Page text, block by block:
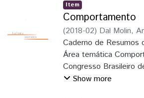
Item
Comportamento
(2018-02) Dal Molin,
Elaine Della Giustina;
José;Faria Junior,
Pie, Marcio Roberto;
Peter
Caderno de Resumos
Área temática
Congresso Brasileiro
Show more